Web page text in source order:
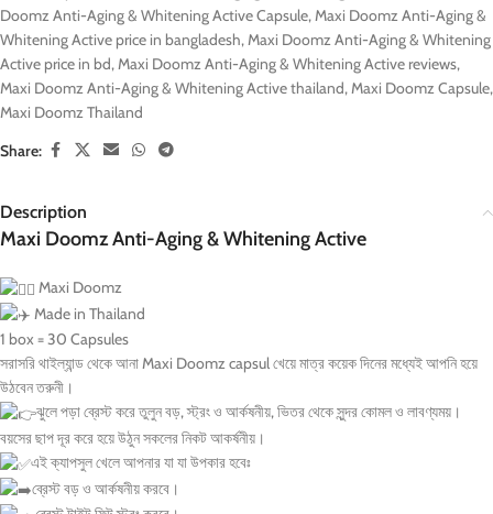
Doomz Anti-Aging & Whitening Active Capsule,Maxi Doomz Anti-Aging &
Whitening Active price in bangladesh,Maxi Doomz Anti-Aging & Whitening
Active price in bd,Maxi Doomz Anti-Aging & Whitening Active reviews,
Maxi Doomz Anti-Aging & Whitening Active thailand,Maxi Doomz Capsule,
Maxi Doomz Thailand
Share:
Description
Maxi Doomz Anti-Aging & Whitening Active
Maxi Doomz
Made in Thailand
1 box = 30 Capsules
সরাসরি থাইল্যান্ড থেকে আনা Maxi Doomz capsul খেয়ে মাত্র কয়েক দিনের মধ্যেই আপনি হয়ে
উঠবেন তরুনী।
ঝুলে পড়া ব্রেস্ট করে তুলুন বড়, স্ট্রং ও আর্কষনীয়, ভিতর থেকে সুন্দর কোমল ও লাবণ্যময়।
বয়সের ছাপ দূর করে হয়ে উঠুন সকলের নিকট আকর্ষনীয়।
এই ক্যাপসুল খেলে আপনার যা যা উপকার হবেঃ
ব্রেস্ট বড় ও আর্কষনীয় করবে।